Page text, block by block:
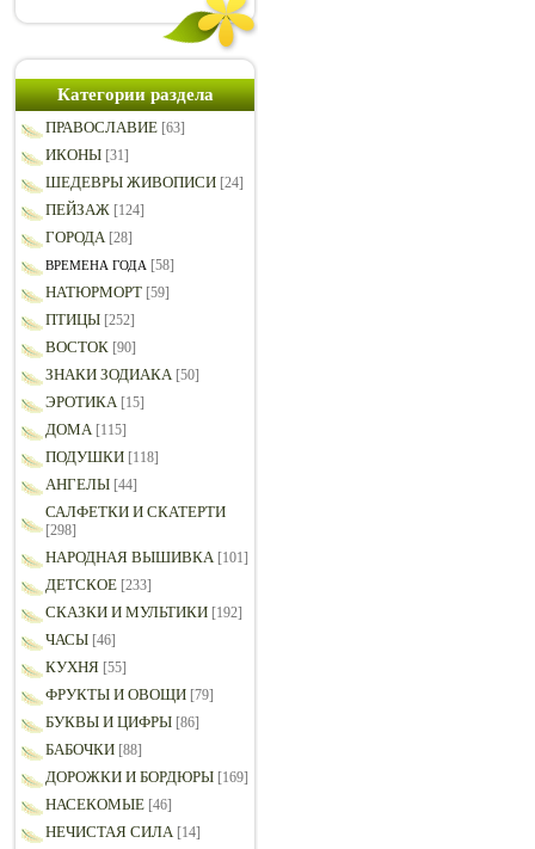
Категории раздела
ПРАВОСЛАВИЕ [63]
ИКОНЫ [31]
ШЕДЕВРЫ ЖИВОПИСИ [24]
ПЕЙЗАЖ [124]
ГОРОДА [28]
ВРЕМЕНА ГОДА [58]
НАТЮРМОРТ [59]
ПТИЦЫ [252]
ВОСТОК [90]
ЗНАКИ ЗОДИАКА [50]
ЭРОТИКА [15]
ДОМА [115]
ПОДУШКИ [118]
АНГЕЛЫ [44]
САЛФЕТКИ И СКАТЕРТИ
[298]
НАРОДНАЯ ВЫШИВКА [101]
ДЕТСКОЕ [233]
СКАЗКИ И МУЛЬТИКИ [192]
ЧАСЫ [46]
КУХНЯ [55]
ФРУКТЫ И ОВОЩИ [79]
БУКВЫ И ЦИФРЫ [86]
БАБОЧКИ [88]
ДОРОЖКИ И БОРДЮРЫ [169]
НАСЕКОМЫЕ [46]
НЕЧИСТАЯ СИЛА [14]